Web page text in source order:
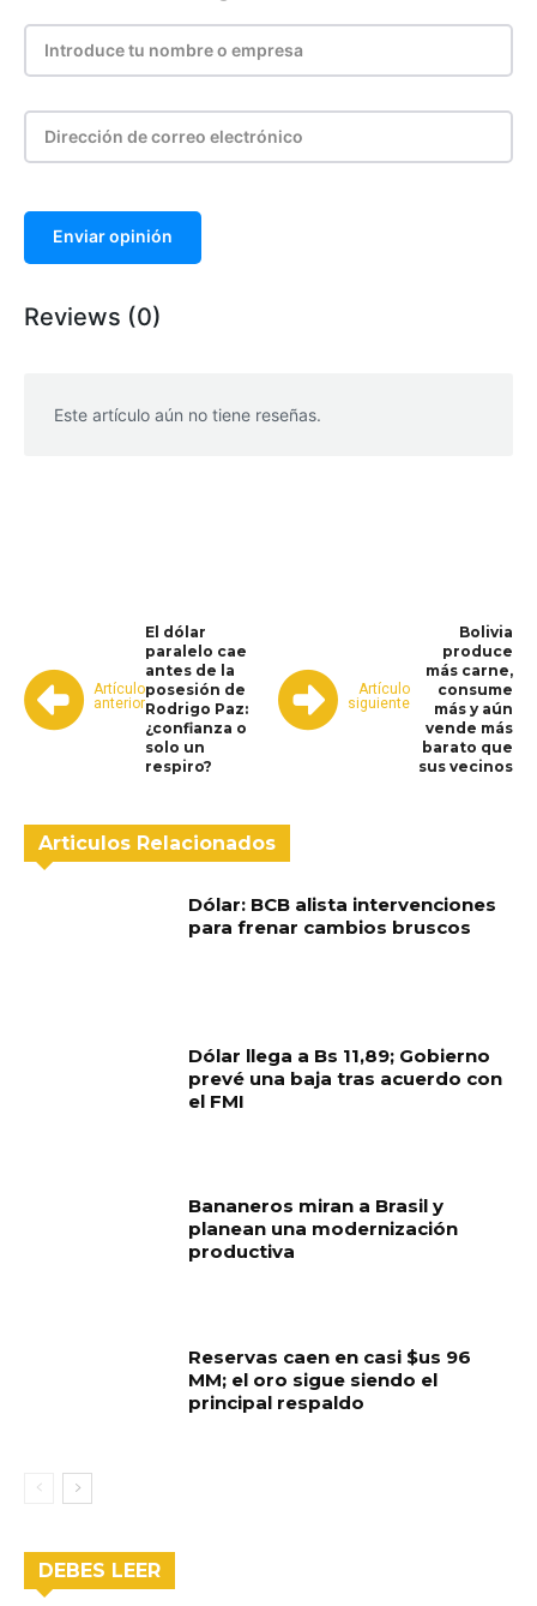
Enviar opinión
Reviews (0)
Este artículo aún no tiene reseñas.
Artículo
anterior
El dólar
paralelo cae
antes de la
posesión de
Rodrigo Paz:
¿confianza o
solo un
respiro?
Artículo
siguiente
Bolivia
produce
más carne,
consume
más y aún
vende más
barato que
sus vecinos
Articulos Relacionados
Dólar: BCB alista intervenciones
para frenar cambios bruscos
Dólar llega a Bs 11,89; Gobierno
prevé una baja tras acuerdo con
el FMI
Bananeros miran a Brasil y
planean una modernización
productiva
Reservas caen en casi $us 96
MM; el oro sigue siendo el
principal respaldo
DEBES LEER